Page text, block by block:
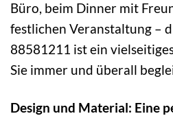
Büro, beim Dinner mit
festlichen Veranstaltung –
88581211 ist ein
Sie immer und überall
Design und Material: Eine